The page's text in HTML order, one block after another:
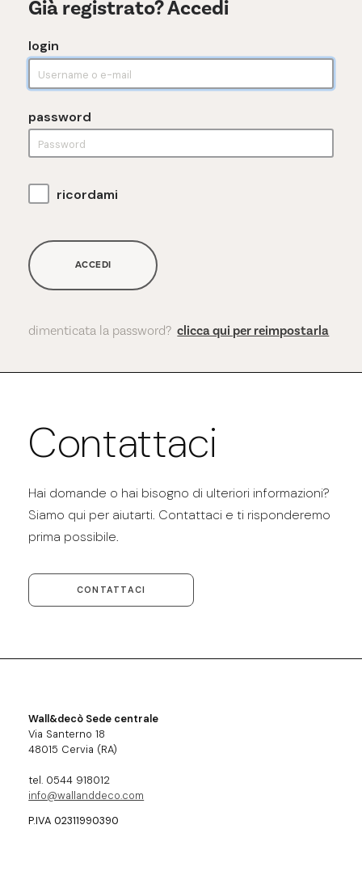
Già registrato? Accedi
login
password
ricordami
ACCEDI
dimenticata la password? clicca qui per reimpostarla
Contattaci
Hai domande o hai bisogno di ulteriori informazioni?
Siamo qui per aiutarti. Contattaci e ti risponderemo
prima possibile.
CONTATTACI
Wall&decò Sede centrale
Via Santerno 18
48015 Cervia (RA)
tel. 0544 918012
info@wallanddeco.com
P.IVA 02311990390